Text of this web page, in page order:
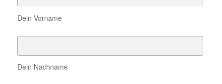
Dein Vorname
Dein Nachname